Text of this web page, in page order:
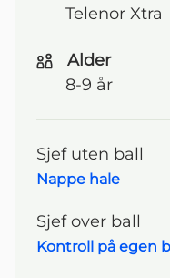
Telenor Xtra
Alder
8-9 år
Sjef uten ball
Nappe hale
Sjef over ball
Kontroll på egen